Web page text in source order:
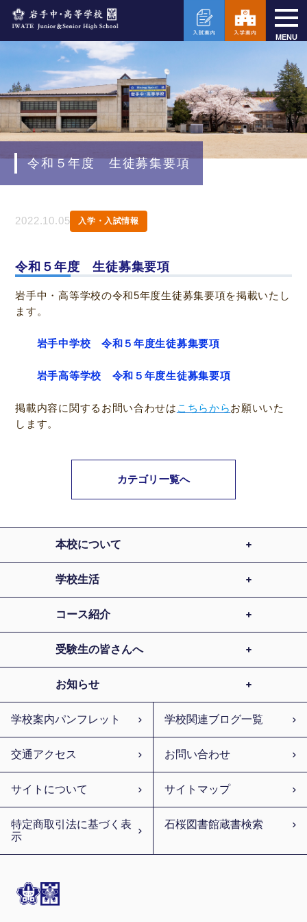
MENU
令和５年度 生徒募集要項
2022.10.05 入学・入試情報
令和５年度 生徒募集要項
岩手中・高等学校の令和5年度生徒募集要項を掲載いたし
ます。
岩手中学校 令和５年度生徒募集要項
岩手高等学校 令和５年度生徒募集要項
掲載内容に関するお問い合わせは こちらからお願いいた
します。
カテゴリ一覧へ
本校について
学校生活
コース紹介
受験生の皆さんへ
お知らせ
学校案内パンフレット 学校関連ブログ一覧
交通アクセス お問い合わせ
サイトについて サイトマップ
特定商取引法に基づく表
示
石桜図書館蔵書検索